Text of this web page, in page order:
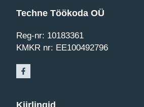
Techne Töökoda OÜ
Reg-nr: 10183361
KMKR nr: EE100492796
Kiirlingid